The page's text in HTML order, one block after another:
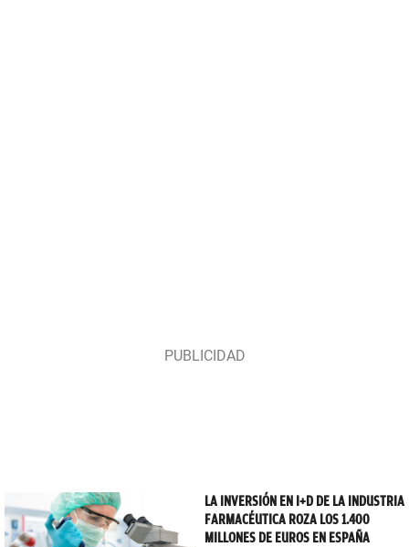
LA INVERSIÓN EN I+D DE LA INDUSTRIA
FARMACÉUTICA ROZA LOS 1.400
MILLONES DE EUROS EN ESPAÑA